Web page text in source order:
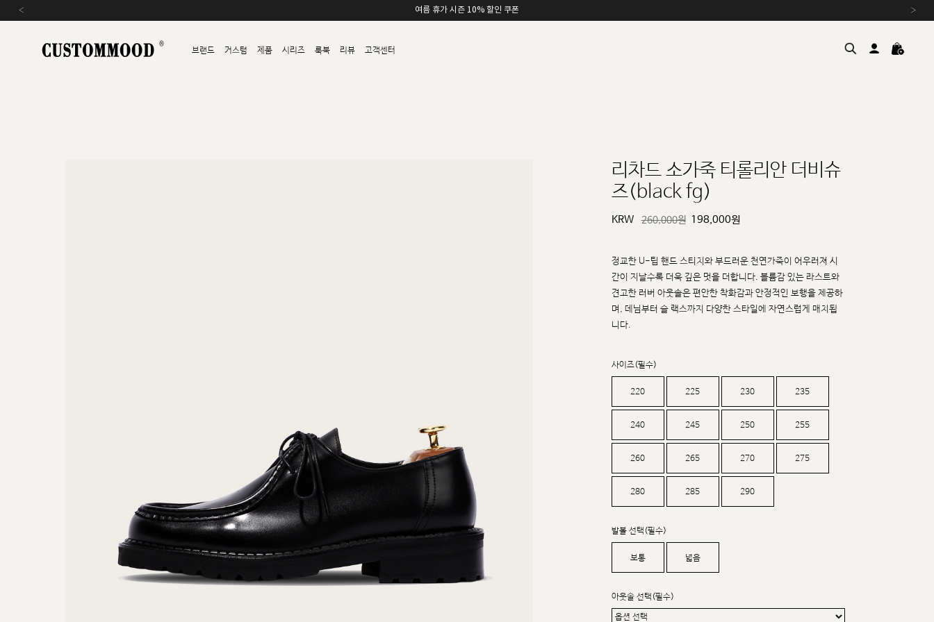
여름 휴가 시즌 10% 할인 쿠폰
‹ ›
브랜드 커스텀 제품 시리즈 룩북 리뷰 고객센터
sat,sun,holiday off
리차드 소가죽 티롤리안 더비슈
즈(black fg)
KRW 260,000원 198,000원
정교한 U-팁 핸드 스티치와 부드러운 천연가죽이 어우러져 시
간이 지날수록 더욱 깊은 멋을 더합니다. 볼륨감 있는 라스트와
견고한 러버 아웃솔은 편안한 착화감과 안정적인 보행을 제공하
며, 데님부터 슬 랙스까지 다양한 스타일에 자연스럽게 매치됩
니다.
사이즈(필수)
220 225 230 235
240 245 250 255
260 265 270 275
280 285 290
발볼 선택(필수)
보통 넓음
아웃솔 선택(필수)